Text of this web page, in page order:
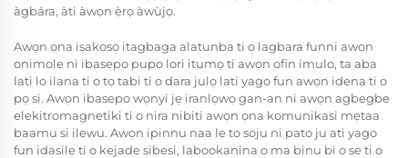
àgbára, àti àwọn ẹ̀rọ àwùjọ.
Awọn ọna iṣakoso itagbaga alatunba ti o lagbara funni awọn
onimole ni ibasepo pupo lori itumọ ti awọn ofin imulo, ta aba
lati lo ilana ti o tọ tabi ti o dara julọ lati yago fun awọn idena ti o
pọ si. Awọn ibasepo wọnyi jẹ iranlọwọ gan-an ni awọn agbegbe
elekitromagnetiki ti o nira nibiti awọn ọna komunikasi mẹtaa
baamu si ilewu. Awọn ipinnu naa le to soju ni pato ju ati yago
fun idasilẹ ti o kejade sibesi, labookanina o ma binu bi o ṣe ti o